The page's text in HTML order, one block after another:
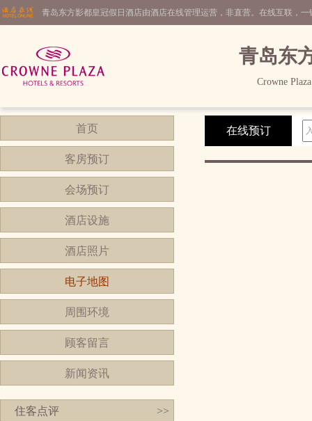
青岛东方影都皇冠假日酒店由酒店在线管理运营，非直营。在线互联，
青岛东
Crowne
首页
客房预订
会场预订
酒店设施
酒店照片
电子地图
周围环境
顾客留言
新闻资讯
住客点评 >>
在线预订